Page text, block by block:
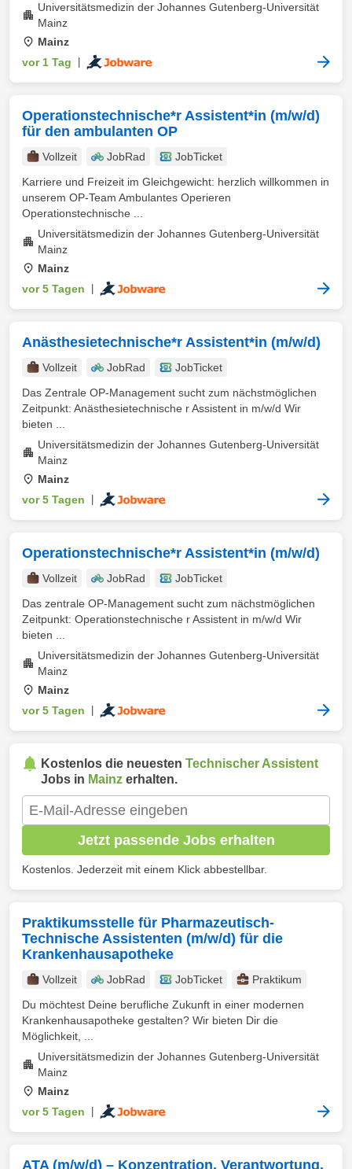
Universitätsmedizin der Johannes Gutenberg-Universität
Mainz
Mainz
vor 1 Tag
Operationstechnische*r Assistent*in (m/w/d)
für den ambulanten OP
Vollzeit JobRad
JobTicket
Karriere und Freizeit im Gleichgewicht: herzlich willkommen in
unserem OP-Team Ambulantes Operieren
Operationstechnische ...
Universitätsmedizin der Johannes Gutenberg-Universität
Mainz
Mainz
vor 5 Tagen
Anästhesietechnische*r Assistent*in (m/w/d)
Vollzeit JobRad
JobTicket
Das Zentrale OP-Management sucht zum nächstmöglichen
Zeitpunkt: Anästhesietechnische r Assistent in m/w/d Wir
bieten ...
Universitätsmedizin der Johannes Gutenberg-Universität
Mainz
Mainz
vor 5 Tagen
Operationstechnische*r Assistent*in (m/w/d)
Vollzeit JobRad
JobTicket
Das zentrale OP-Management sucht zum nächstmöglichen
Zeitpunkt: Operationstechnische r Assistent in m/w/d Wir
bieten ...
Universitätsmedizin der Johannes Gutenberg-Universität
Mainz
Mainz
vor 5 Tagen
Kostenlos die neuesten Technischer Assistent
Jobs in Mainz erhalten.
Jetzt passende Jobs erhalten
Kostenlos. Jederzeit mit einem Klick abbestellbar.
Praktikumsstelle für Pharmazeutisch-
Technische Assistenten (m/w/d) für die
Krankenhausapotheke
Vollzeit JobRad JobTicket
Praktikum
Du möchtest Deine berufliche Zukunft in einer modernen
Krankenhausapotheke gestalten? Wir bieten Dir die
Möglichkeit, ...
Universitätsmedizin der Johannes Gutenberg-Universität
Mainz
Mainz
vor 5 Tagen
ATA (m/w/d) – Konzentration. Verantwortung.